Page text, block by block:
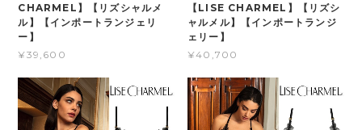
CHARMEL】【リズシャルメ
ル】【インポートランジェリ
ー】
¥39,600
【LISE CHARMEL】【リズシ
ャルメル】【インポートランジ
ェリー】
¥40,700